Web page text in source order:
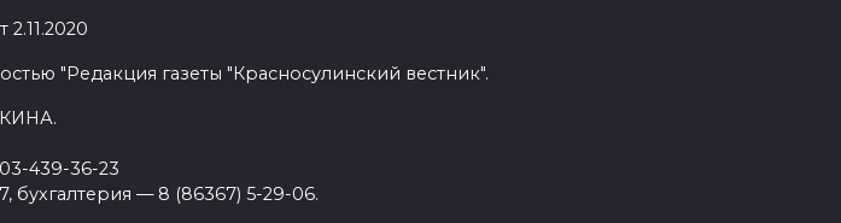
"Редакция газеты "Красносулинский вестник".
439-36-23
— 8 (86367) 5-29-06.